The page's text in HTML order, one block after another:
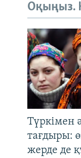
Оқыңыз.
Түркімен
тағдыры:
жерде де